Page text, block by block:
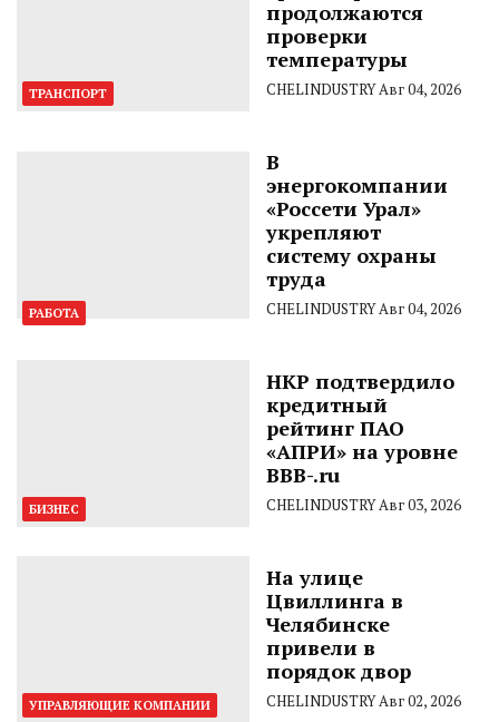
ТРАНСПОРТ
продолжаются
проверки
температуры
CHELINDUSTRYАвг 04, 2026
РАБОТА
В
энергокомпании
«Россети Урал»
укрепляют
систему охраны
труда
CHELINDUSTRYАвг 04, 2026
БИЗНЕС
НКР подтвердило
кредитный
рейтинг ПАО
«АПРИ» на уровне
BBB-.ru
CHELINDUSTRYАвг 03, 2026
УПРАВЛЯЮЩИЕ КОМПАНИИ
На улице
Цвиллинга в
Челябинске
привели в
порядок двор
CHELINDUSTRYАвг 02, 2026